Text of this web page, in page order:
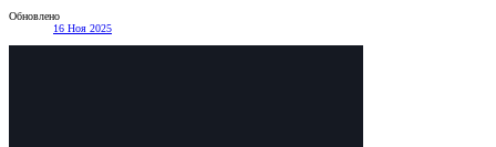
Обновлено
16 Ноя 2025